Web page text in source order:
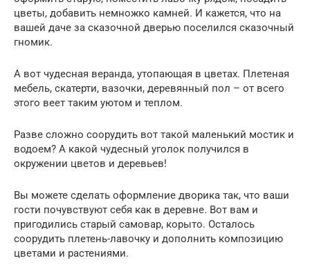
цветы, добавить немножко камней. И кажется, что на
вашей даче за сказочной дверью поселился сказочный
гномик.
А вот чудесная веранда, утопающая в цветах. Плетеная
мебель, скатерти, вазочки, деревянный пол – от всего
этого веет таким уютом и теплом.
Разве сложно соорудить вот такой маленький мостик и
водоем? А какой чудесный уголок получился в
окружении цветов и деревьев!
Вы можете сделать оформление дворика так, что ваши
гости почувствуют себя как в деревне. Вот вам и
пригодились старый самовар, корыто. Осталось
соорудить плетень-лавочку и дополнить композицию
цветами и растениями.